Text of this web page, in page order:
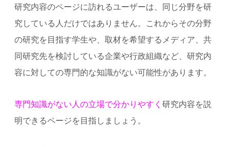
研究内容のページに訪れるユーザーは、同じ分野を研
究している人だけではありません。これからその分野
の研究を目指す学生や、取材を希望するメディア、共
同研究先を検討している企業や行政組織など、研究内
容に対しての専門的な知識がない可能性があります。
専門知識がない人の立場で分かりやすく 研究内容を説
明できるページを目指しましょう。